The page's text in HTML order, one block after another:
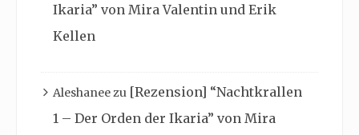
Ikaria” von Mira Valentin und Erik
Kellen
Aleshaneezu [Rezension] “Nachtkrallen
1 – Der Orden der Ikaria” von Mira